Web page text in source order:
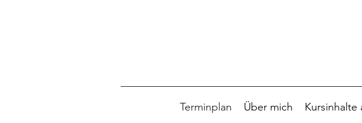
Terminplan Über mich Kursinhalte